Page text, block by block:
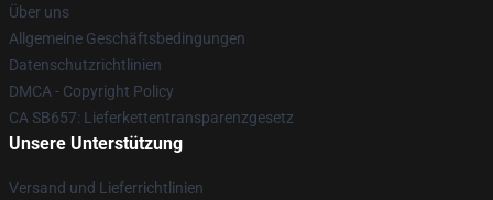
Über uns
Allgemeine Geschäftsbedingungen
Datenschutzrichtlinien
DMCA - Copyright Policy
CA SB657: Lieferkettentransparenzgesetz
Unsere Unterstützung
Versand und Lieferrichtlinien